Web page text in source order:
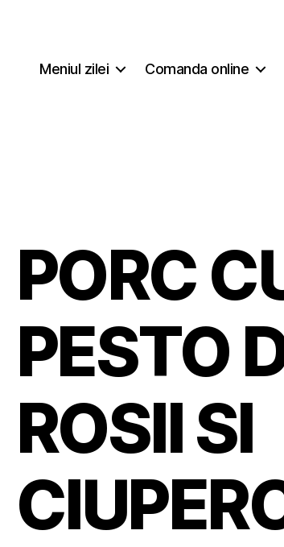
Meniul zilei Comanda online
PORC
PESTO
ROSII SI